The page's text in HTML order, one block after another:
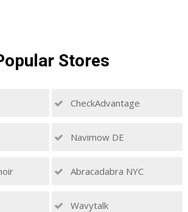
Stores
CheckAdvantage
Navimow DE
Abracadabra NYC
Wavytalk